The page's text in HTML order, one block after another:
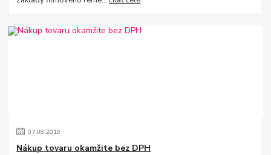
07.08.2019
Nákup tovaru okamžite bez DPH